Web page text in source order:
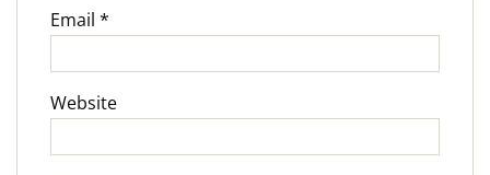
Email *
Website